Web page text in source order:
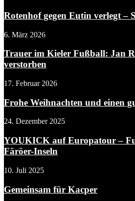
Rotenhof gegen Eutin verlegt –
6. März 2026
Trauer im Kieler Fußball: Jan
verstorben
17. Februar 2026
Frohe Weihnachten und einen
24. Dezember 2025
YOUKICK auf Europatour –
Färöer-Inseln
10. Juli 2025
Gemeinsam für Kacper